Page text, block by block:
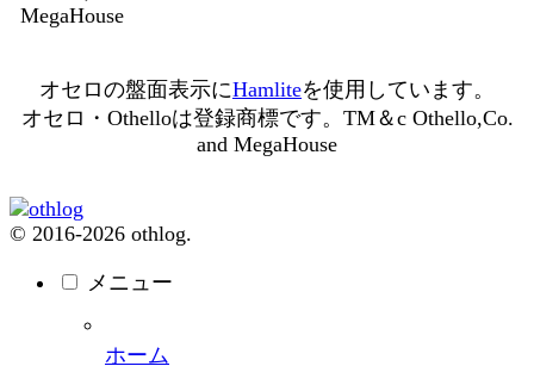
MegaHouse
オセロの盤面表示にHamliteを使用しています。
オセロ・Othelloは登録商標です。TM＆c Othello,Co.
and MegaHouse
© 2016-2026 othlog.
メニュー
ホーム